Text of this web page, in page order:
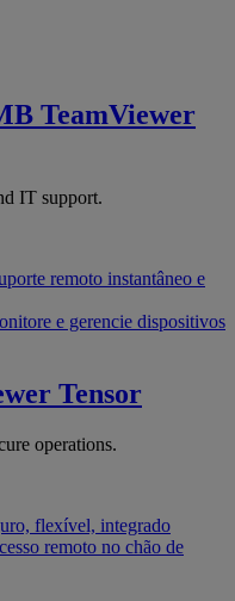
TeamViewer
IT support.
remoto instantâneo e
e gerencie dispositivos
Tensor
operations.
flexível, integrado
remoto no chão de